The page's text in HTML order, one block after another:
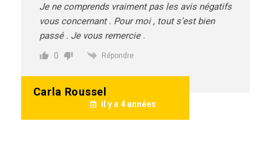
Carla Roussel
il y a 4 années
Je ne comprends vraiment pas les avis négatifs
vous concernant . Pour moi , tout s’est bien
passé . Je vous remercie .
0 Répondre